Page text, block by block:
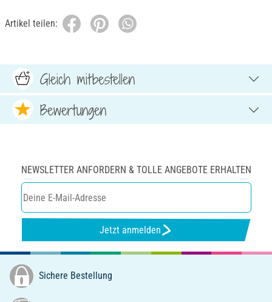
Artikel teilen:
Gleich mitbestellen
Bewertungen
NEWSLETTER ANFORDERN & TOLLE ANGEBOTE ERHALTEN
Jetzt anmelden
Sichere Bestellung